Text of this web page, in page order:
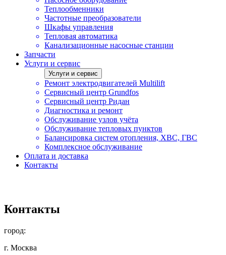
Теплообменники
Частотные преобразователи
Шкафы управления
Тепловая автоматика
Канализационные насосные станции
Запчасти
Услуги и сервис
Услуги и сервис
Ремонт электродвигателей Multilift
Сервисный центр Grundfos
Сервисный центр Ридан
Диагностика и ремонт
Обслуживание узлов учёта
Обслуживание тепловых пунктов
Балансировка систем отопления, ХВС, ГВС
Комплексное обслуживание
Оплата и доставка
Контакты
Контакты
город:
г. Москва